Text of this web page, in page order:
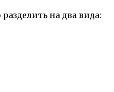
на два вида: